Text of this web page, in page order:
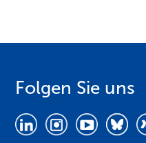
Folgen Sie uns